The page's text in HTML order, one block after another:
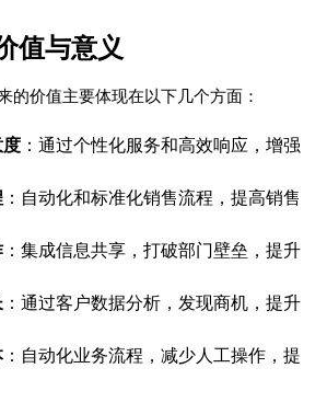
值与意义
的价值主要体现在以下几个方面：
：通过个性化服务和高效响应，增强
：自动化和标准化销售流程，提高销售
：集成信息共享，打破部门壁垒，提升
：通过客户数据分析，发现商机，提升
：自动化业务流程，减少人工操作，提